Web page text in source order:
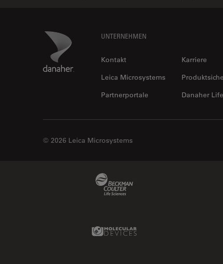
Danaher Logo UNTERNEHMEN
Kontakt
Karriere
Leica Microsystems
Partnerportale
Danaher
© 2026 Leica Microsystems
Molecular Devices Link